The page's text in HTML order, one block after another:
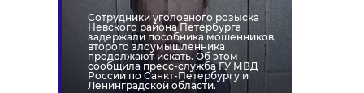
Сотрудники уголовного розыска
Невского района Петербурга
задержали пособника мошенников,
второго злоумышленника
продолжают искать. Об этом
сообщила пресс-служба ГУ МВД
России по Санкт-Петербургу и
Ленинградской области.